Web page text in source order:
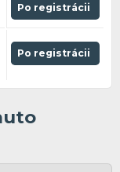
Po registrácii
Po registrácii